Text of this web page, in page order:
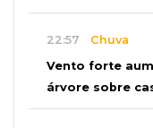
22:57 Chuva
Vento forte
árvore sobre